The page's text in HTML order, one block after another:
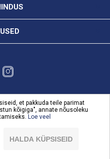
teenindus. Kõik õigused
et pakkuda teile parimat
kõigiga", annate nõusoleku
Loe veel
HALDA KÜPSISEID